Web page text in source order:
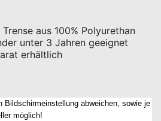
aus 100% Polyurethan
unter 3 Jahren geeignet
erhältlich
Bildschirmeinstellung abweichen, sowie je
möglich!